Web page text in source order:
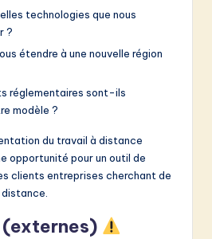
technologies que nous
?
étendre à une nouvelle région
réglementaires sont-ils
modèle ?
du travail à distance
opportunité pour un outil de
clients entreprises cherchant de
distance.